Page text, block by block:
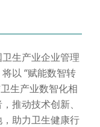
生产业企业管理
以 “赋能数智转
生产业数智化相
推动技术创新、
助力卫生健康行